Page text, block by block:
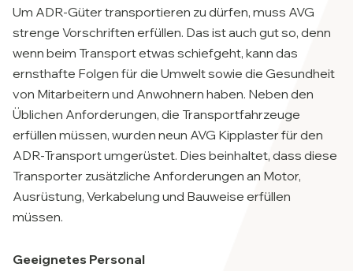
Um ADR-Güter transportieren zu dürfen, muss AVG
strenge Vorschriften erfüllen. Das ist auch gut so, denn
wenn beim Transport etwas schiefgeht, kann das
ernsthafte Folgen für die Umwelt sowie die Gesundheit
von Mitarbeitern und Anwohnern haben. Neben den
Üblichen Anforderungen, die Transportfahrzeuge
erfüllen müssen, wurden neun AVG Kipplaster für den
ADR-Transport umgerüstet. Dies beinhaltet, dass diese
Transporter zusätzliche Anforderungen an Motor,
Ausrüstung, Verkabelung und Bauweise erfüllen
müssen.
Geeignetes Personal